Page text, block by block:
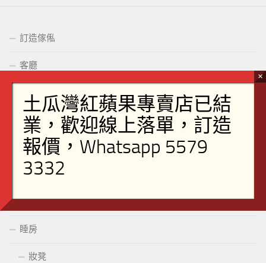
訂造傢俬
客廳
茶几
裝飾櫃
餐柜
電視櫃
鞋櫃
睡房
妝凳